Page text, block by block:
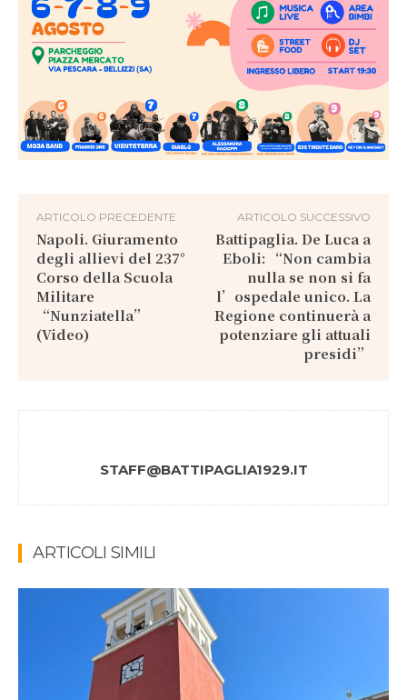
ARTICOLO PRECEDENTE
Napoli. Giuramento
degli allievi del 237°
Corso della Scuola
Militare
“Nunziatella”
(Video)
ARTICOLO SUCCESSIVO
Battipaglia. De Luca a
Eboli: “Non cambia
nulla se non si fa
l’ospedale unico. La
Regione continuerà a
potenziare gli attuali
presidi”
STAFF@BATTIPAGLIA1929.IT
ARTICOLI SIMILI